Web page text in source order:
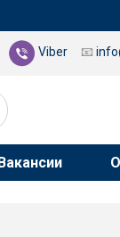
Viber 📧